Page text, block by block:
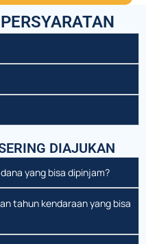
DIAJUKAN
yang bisa dipinjam?
tahun kendaraan yang bisa